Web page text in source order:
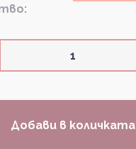
Добави в количката